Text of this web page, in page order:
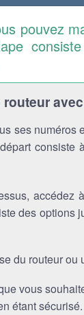
pouvez
avec
ses numéros
consiste
accédez
des options
du routeur ou
vous
étant sécurisé.